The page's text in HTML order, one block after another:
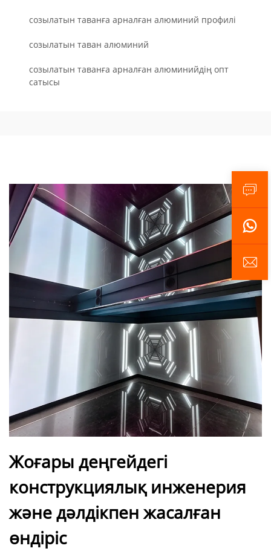
созылатын таванға арналған алюминий профилі
созылатын таван алюминий
созылатын таванға арналған алюминийдің опт
сатысы
Жоғары деңгейдегі
конструкциялық инженерия
және дәлдікпен жасалған
өндіріс